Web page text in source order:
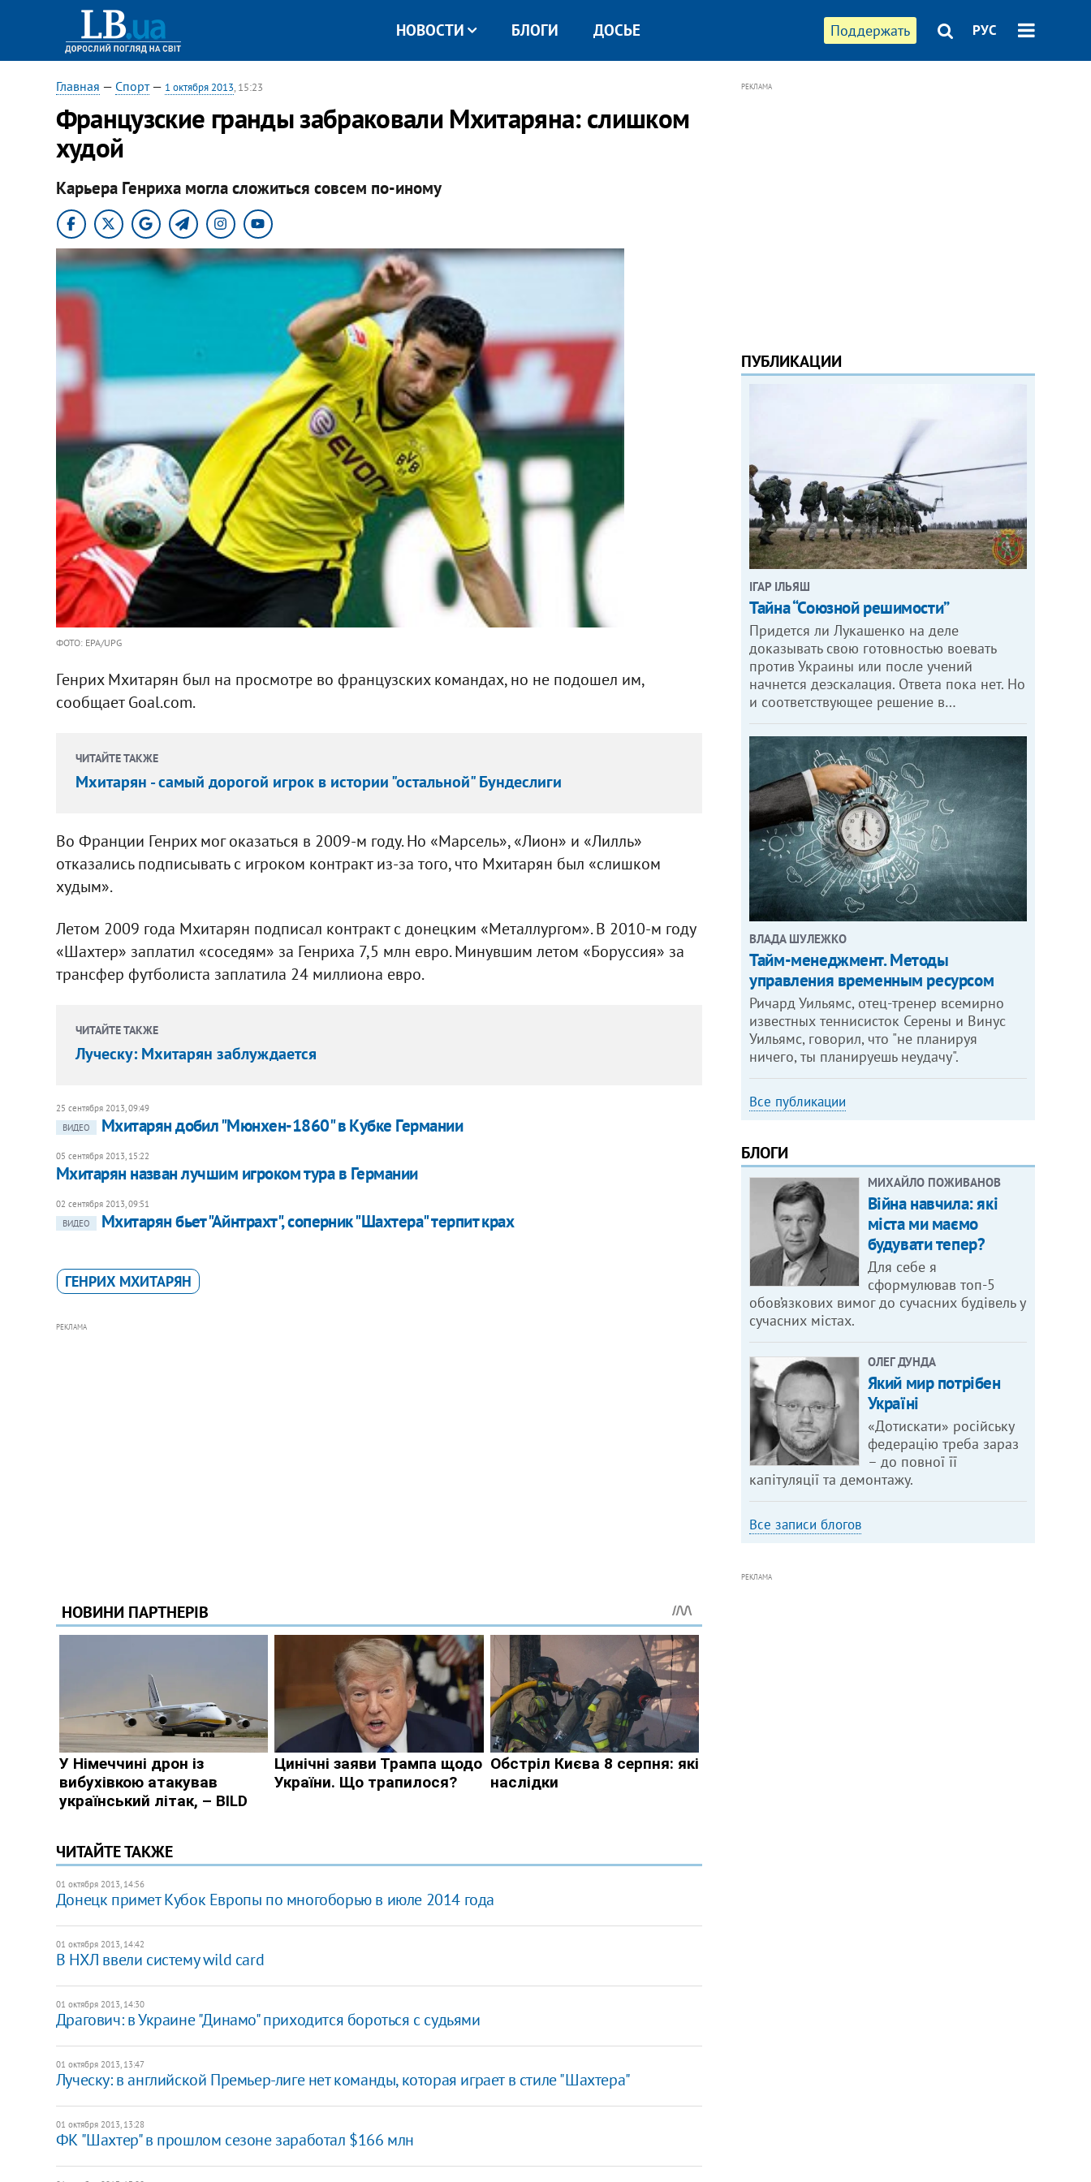
Поддержать РУС
НОВОСТИ БЛОГИ ДОСЬЕ
Главная — Спорт— 1 октября 2013, 15:23
Французские гранды забраковали Мхитаряна: слишком
худой
Карьера Генриха могла сложиться совсем по-иному
ФОТО: EPA/UPG
Генрих Мхитарян был на просмотре во французских командах, но не подошел им,
сообщает Goal.com.
ЧИТАЙТЕ ТАКЖЕ
Мхитарян - самый дорогой игрок в истории "остальной" Бундеслиги
Во Франции Генрих мог оказаться в 2009-м году. Но «Марсель», «Лион» и «Лилль»
отказались подписывать с игроком контракт из-за того, что Мхитарян был «слишком
худым».
Летом 2009 года Мхитарян подписал контракт с донецким «Металлургом». В 2010-м году
«Шахтер» заплатил «соседям» за Генриха 7,5 млн евро. Минувшим летом «Боруссия» за
трансфер футболиста заплатила 24 миллиона евро.
ЧИТАЙТЕ ТАКЖЕ
Луческу: Мхитарян заблуждается
25 сентября 2013, 09:49
ВИДЕО
Мхитарян добил "Мюнхен-1860" в Кубке Германии
05 сентября 2013, 15:22
Мхитарян назван лучшим игроком тура в Германии
02 сентября 2013, 09:51
ВИДЕО
Мхитарян бьет "Айнтрахт", соперник "Шахтера" терпит крах
ГЕНРИХ МХИТАРЯН
РЕКЛАМА
ЧИТАЙТЕ ТАКЖЕ
01 октября 2013, 14:56
Донецк примет Кубок Европы по многоборью в июле 2014 года
01 октября 2013, 14:42
В НХЛ ввели систему wild card
01 октября 2013, 14:30
Драгович: в Украине "Динамо" приходится бороться с судьями
01 октября 2013, 13:47
Луческу: в английской Премьер-лиге нет команды, которая играет в стиле "Шахтера"
01 октября 2013, 13:28
ФК "Шахтер" в прошлом сезоне заработал $166 млн
РЕКЛАМА
ПУБЛИКАЦИИ
ІГАР ІЛЬЯШ
Тайна “Союзной решимости”
Придется ли Лукашенко на деле
доказывать свою готовностью воевать
против Украины или после учений
начнется деэскалация. Ответа пока нет. Но
и соответствующее решение в…
ВЛАДА ШУЛЕЖКО
Тайм-менеджмент. Методы
управления временным ресурсом
Ричард Уильямс, отец-тренер всемирно
известных теннисисток Серены и Винус
Уильямс, говорил, что "не планируя
ничего, ты планируешь неудачу".
Все публикации
БЛОГИ
МИХАЙЛО ПОЖИВАНОВ
Війна навчила: які
міста ми маємо
будувати тепер?
Для себе я
сформулював топ-5
обов’язкових вимог до сучасних будівель у
сучасних містах.
ОЛЕГ ДУНДА
Який мир потрібен
Україні
«Дотискати» російську
федерацію треба зараз
– до повної її
капітуляції та демонтажу.
Все записи блогов
РЕКЛАМА